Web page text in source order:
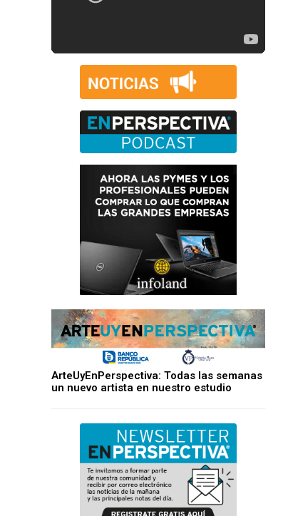
ArteUyEnPerspectiva: Todas las semanas
un nuevo artista en nuestro estudio